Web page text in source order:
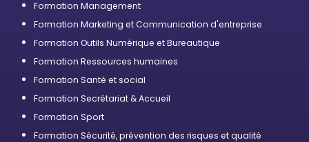
Formation Management
Formation Marketing et Communication d'entreprise
Formation Outils Numérique et Bureautique
Formation Ressources humaines
Formation Santé et social
Formation Secrétariat & Accueil
Formation Sport
Formation Sécurité, prévention des risques et qualité